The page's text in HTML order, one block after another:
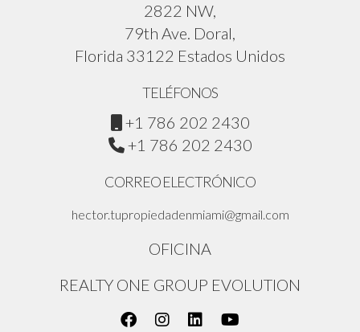
2822 NW,
79th Ave. Doral,
Florida 33122 Estados Unidos
TELÉFONOS
+1 786 202 2430
+1 786 202 2430
CORREO ELECTRÓNICO
hector.tupropiedadenmiami@gmail.com
OFICINA
REALTY ONE GROUP EVOLUTION